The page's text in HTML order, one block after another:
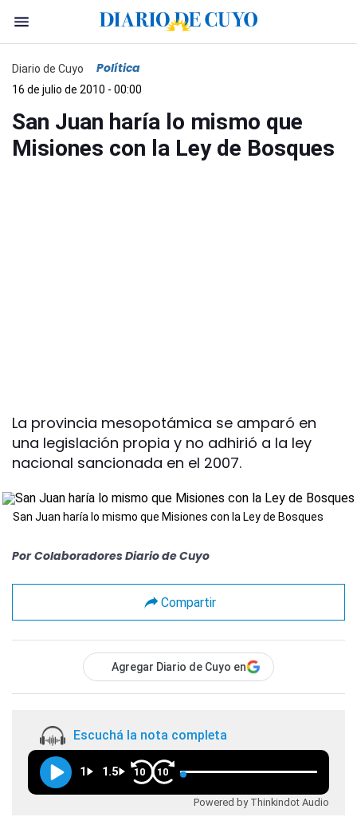
Diario de Cuyo Política
16 de julio de 2010 - 00:00
San Juan haría lo mismo que
Misiones con la Ley de Bosques
La provincia mesopotámica se amparó en
una legislación propia y no adhirió a la ley
nacional sancionada en el 2007.
San Juan haría lo mismo que Misiones con la Ley de Bosques
Por Colaboradores Diario de Cuyo
Compartir
Agregar Diario de Cuyo en
Escuchá la nota completa
1 1.5 10 10
Powered by Thinkindot Audio